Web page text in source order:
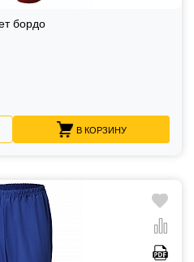
бордо
В КОРЗИНУ